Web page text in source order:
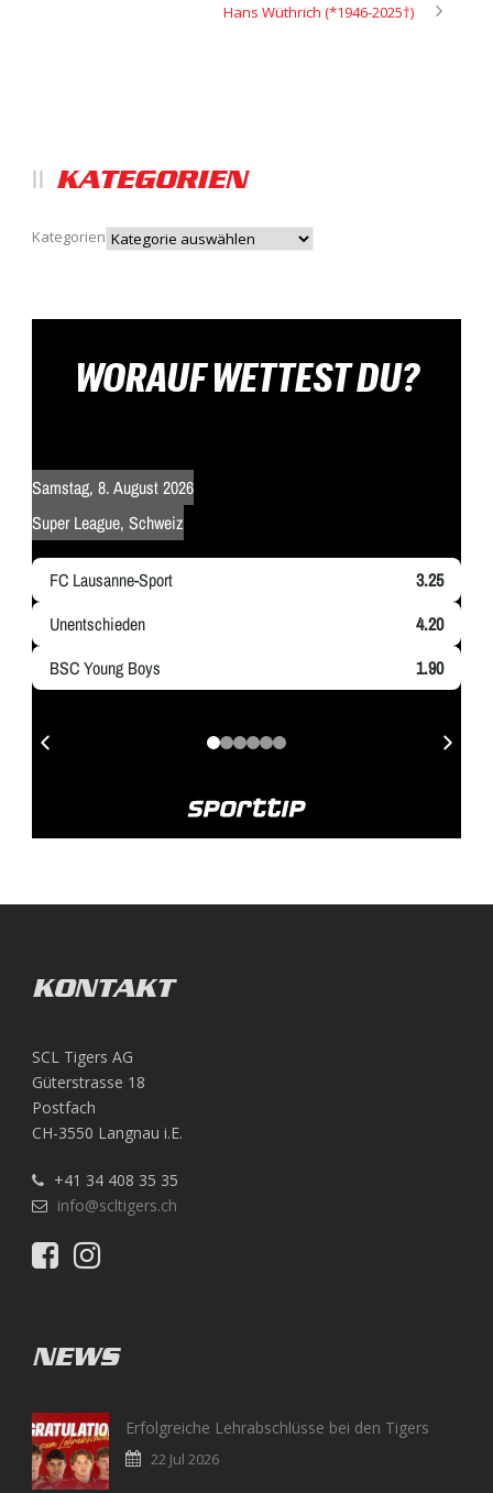
Hans Wüthrich (*1946-2025†)
KATEGORIEN
Kategorien
KONTAKT
SCL Tigers AG
Güterstrasse 18
Postfach
CH-3550 Langnau i.E.
+41 34 408 35 35
info@scltigers.ch
NEWS
Erfolgreiche Lehrabschlüsse bei den Tigers
22 Jul 2026